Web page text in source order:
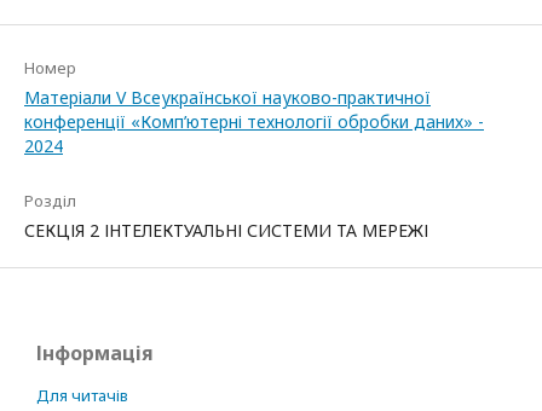
Номер
Матеріали V Всеукраїнської науково-практичної
конференції «Комп’ютерні технології обробки даних» -
2024
Розділ
СЕКЦІЯ 2 ІНТЕЛЕКТУАЛЬНІ СИСТЕМИ ТА МЕРЕЖІ
Інформація
Для читачів